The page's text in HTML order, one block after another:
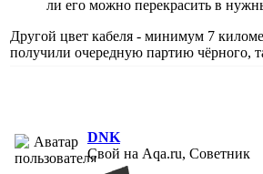
ли его можно перекрасить в
Другой цвет кабеля - минимум 7
получили очередную партию чёрного,
DNK
Свой на Aqa.ru, Советник